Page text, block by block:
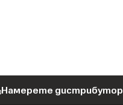
Намерете дистрибутор